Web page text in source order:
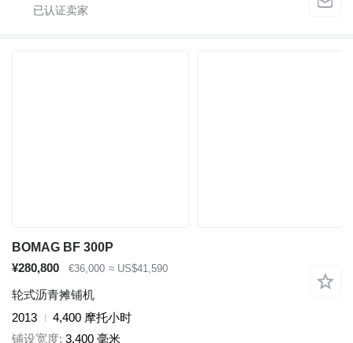
BOMAG BF 300P
¥280,800
€36,000 ≈ US$41,590
轮式沥青摊铺机
2013
4,400 摩托小时
铺设宽度 3,400 毫米